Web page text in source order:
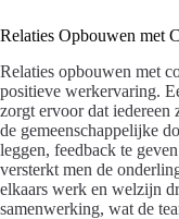
Relaties Opbouwen met
Relaties opbouwen met
positieve werkervaring.
zorgt ervoor dat iedereen
de gemeenschappelijke
leggen, feedback te
versterkt men de
elkaars werk en welzijn
samenwerking, wat de